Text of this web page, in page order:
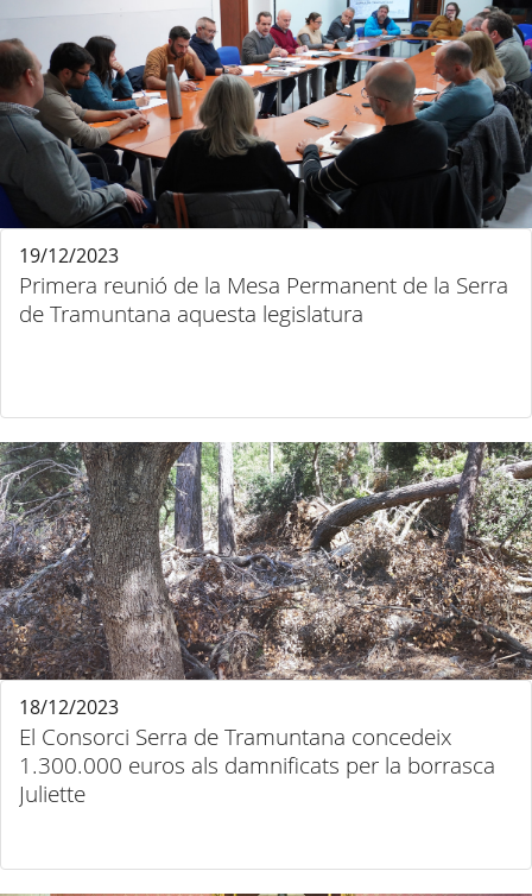
Primera reunió de la Mesa Permanent de la Serra
de Tramuntana aquesta legislatura
19/12/2023
El Consorci Serra de Tramuntana concedeix
1.300.000 euros als damnificats per la borrasca
Juliette
18/12/2023